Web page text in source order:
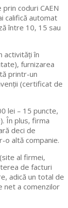
coduri CAEN
califică automat
între 10, 15 sau
activități în
furnizarea
printr-un
(certificat de
lei – 15 puncte,
În plus, firma
deci de
o altă companie.
al firmei,
de facturi
adică un total de
net a comenzilor